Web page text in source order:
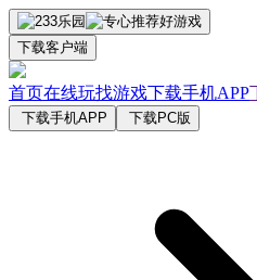
下载客户端
首页在线玩找游戏下载手机APP
下载手机APP 下载PC版